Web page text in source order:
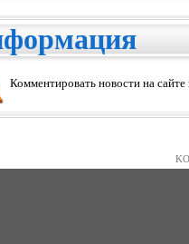
Комментировать новости на